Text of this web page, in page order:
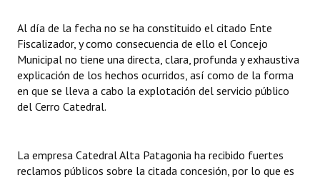
Al día de la fecha no se ha constituido el citado Ente
Fiscalizador, y como consecuencia de ello el Concejo
Municipal no tiene una directa, clara, profunda y exhaustiva
explicación de los hechos ocurridos, así como de la forma
en que se lleva a cabo la explotación del servicio público
del Cerro Catedral.
La empresa Catedral Alta Patagonia ha recibido fuertes
reclamos públicos sobre la citada concesión, por lo que es